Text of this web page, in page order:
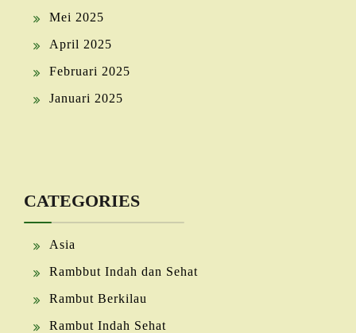
Mei 2025
April 2025
Februari 2025
Januari 2025
CATEGORIES
Asia
Rambbut Indah dan Sehat
Rambut Berkilau
Rambut Indah Sehat